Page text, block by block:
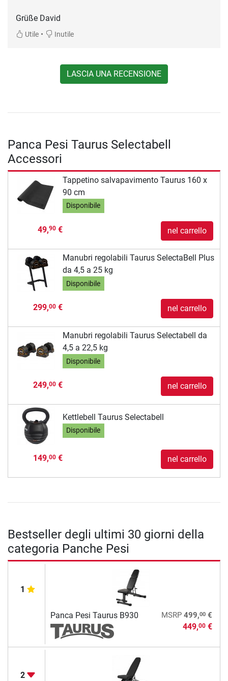
Grüße David
Utile • Inutile
LASCIA UNA RECENSIONE
Panca Pesi Taurus Selectabell
Accessori
Tappetino salvapavimento Taurus 160 x
90 cm
Disponibile
49,90€ nel carrello
Manubri regolabili Taurus SelectaBell Plus
da 4,5 a 25 kg
Disponibile
299,00€ nel carrello
Manubri regolabili Taurus Selectabell da
4,5 a 22,5 kg
Disponibile
249,00€ nel carrello
Kettlebell Taurus Selectabell
Disponibile
149,00€ nel carrello
Bestseller degli ultimi 30 giorni della
categoria Panche Pesi
1
Panca Pesi Taurus B930 MSRP 499,00€
449,00€
2